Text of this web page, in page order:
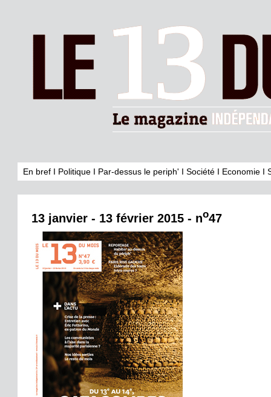
En bref I Politique I Par-dessus le periph' I Société I Economie I
13 janvier - 13 février 2015 - no47